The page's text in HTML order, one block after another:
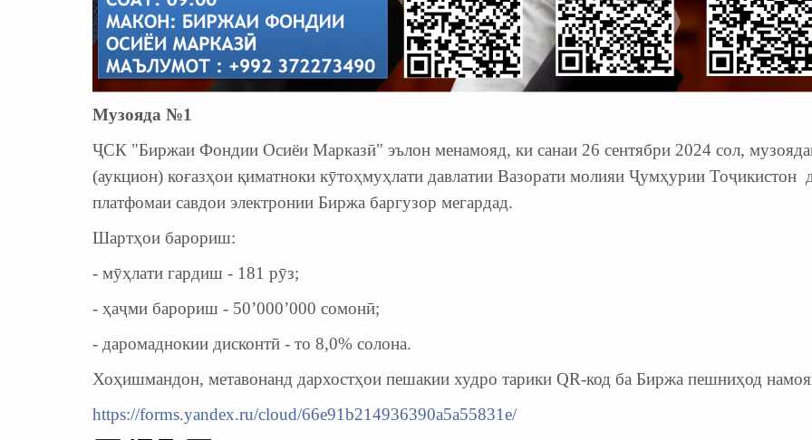
Музояда №1
ҶСК "Биржаи Фондии Осиёи Марказӣ" эълон менамояд, ки санаи 26 сентябри 2024 сол,
(аукцион) коғазҳои қиматноки кӯтоҳмуҳлати давлатии Вазорати молияи Ҷумҳурии Тоҷикистон
платфомаи савдои электронии Биржа баргузор мегардад.
Шартҳои барориш:
- мӯҳлати гардиш - 181 рӯз;
- ҳаҷми барориш - 50’000’000 сомонӣ;
- даромаднокии дисконтӣ - то 8,0% солона.
Хоҳишмандон, метавонанд дархостҳои пешакии худро тарики QR-код ба Биржа пешниҳод
https://forms.yandex.ru/cloud/66e91b214936390a5a55831e/